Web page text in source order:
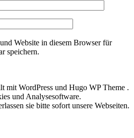
Website in diesem Browser für
speichern.
mit WordPress und Hugo WP Theme .
und Analysesoftware.
sie bitte sofort unsere Webseiten.